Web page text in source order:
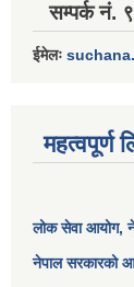
सम्पर्क नं.
ईमेलः
महत्वपूर्ण
लोक सेवा आयोग,
नेपाल सरकारको